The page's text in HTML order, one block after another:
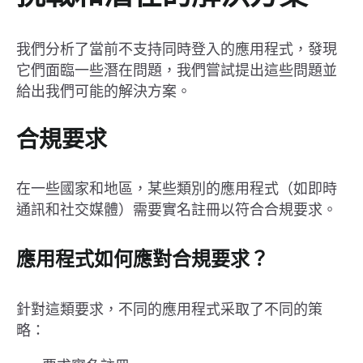
我們分析了當前不支持同時登入的應用程式，發現
它們面臨一些潛在問題，我們嘗試提出這些問題並
給出我們可能的解決方案。
合規要求
在一些國家和地區，某些類別的應用程式（如即時
通訊和社交媒體）需要實名註冊以符合合規要求。
應用程式如何應對合規要求？
針對這類要求，不同的應用程式采取了不同的策
略：